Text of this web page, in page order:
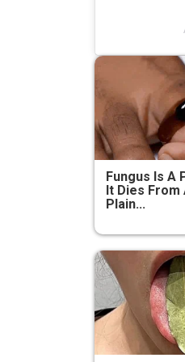
Fungus Is A
It Dies From
Plain...